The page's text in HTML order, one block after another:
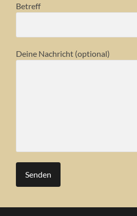
Betreff
Deine Nachricht (optional)